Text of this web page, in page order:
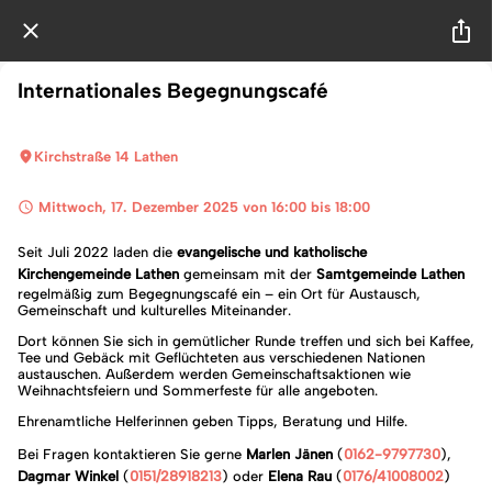
Internationales Begegnungscafé
Kirchstraße 14 Lathen
Mittwoch, 17. Dezember 2025 von 16:00 bis 18:00
Seit Juli 2022 laden die evangelische und katholische
Kirchengemeinde Lathen gemeinsam mit der Samtgemeinde Lathen
regelmäßig zum Begegnungscafé ein – ein Ort für Austausch,
Gemeinschaft und kulturelles Miteinander.
Dort können Sie sich in gemütlicher Runde treffen und sich bei Kaffee,
Tee und Gebäck mit Geflüchteten aus verschiedenen Nationen
austauschen. Außerdem werden Gemeinschaftsaktionen wie
Weihnachtsfeiern und Sommerfeste für alle angeboten.
Ehrenamtliche Helferinnen geben Tipps, Beratung und Hilfe.
Bei Fragen kontaktieren Sie gerne Marlen Jänen (0162-9797730),
Dagmar Winkel (0151/28918213) oder Elena Rau (0176/41008002)